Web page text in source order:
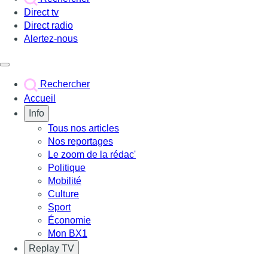
Direct tv
Direct radio
Alertez-nous
Rechercher
Accueil
Info
Tous nos articles
Nos reportages
Le zoom de la rédac'
Politique
Mobilité
Culture
Sport
Économie
Mon BX1
Replay TV